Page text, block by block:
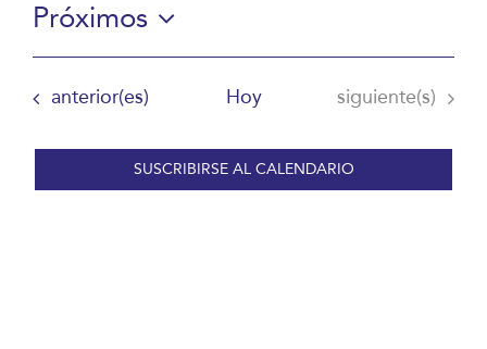
Próximos
Selecciona
fecha.
Eventos
anterior(es) Hoy Eventos
siguiente(s)
SUSCRIBIRSE AL CALENDARIO